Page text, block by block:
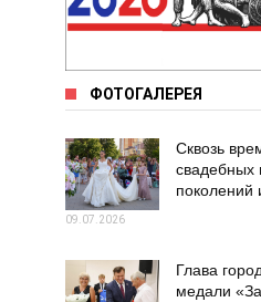
ФОТОГАЛЕРЕЯ
Сквозь
свадебных
поколений
09.07.2026
Глава
медали